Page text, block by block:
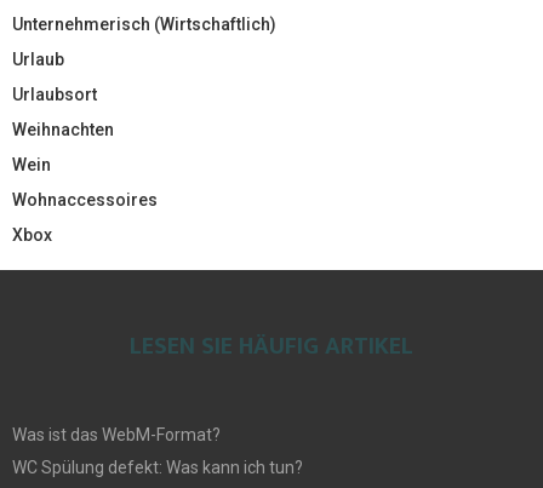
Unternehmerisch (Wirtschaftlich)
Urlaub
Urlaubsort
Weihnachten
Wein
Wohnaccessoires
Xbox
LESEN SIE HÄUFIG ARTIKEL
Was ist das WebM-Format?
WC Spülung defekt: Was kann ich tun?